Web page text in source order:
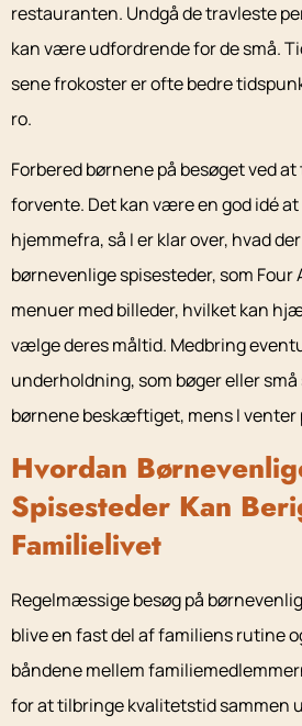
restauranten. Undgå de travleste
kan være udfordrende for de små.
sene frokoster er ofte bedre
ro.
Forbered børnene på besøget ved
forvente. Det kan være en god idé
hjemmefra, så I er klar over, hvad
børnevenlige spisesteder, som Four
menuer med billeder, hvilket kan
vælge deres måltid. Medbring
underholdning, som bøger eller
børnene beskæftiget, mens I venter
Hvordan
Spisesteder Kan
Familielivet
Regelmæssige besøg på
blive en fast del af familiens rutine
båndene mellem
for at tilbringe kvalitetstid sammen